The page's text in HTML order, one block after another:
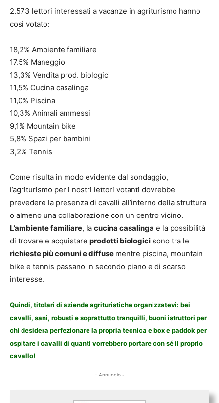
2.573 lettori interessati a vacanze in agriturismo hanno
così votato:
18,2% Ambiente familiare
17.5% Maneggio
13,3% Vendita prod. biologici
11,5% Cucina casalinga
11,0% Piscina
10,3% Animali ammessi
9,1% Mountain bike
5,8% Spazi per bambini
3,2% Tennis
Come risulta in modo evidente dal sondaggio,
l’agriturismo per i nostri lettori votanti dovrebbe
prevedere la presenza di cavalli all’interno della struttura
o almeno una collaborazione con un centro vicino.
L’ambiente familiare, la cucina casalinga e la possibilità
di trovare e acquistare prodotti biologici sono tra le
richieste più comuni e diffuse mentre piscina, mountain
bike e tennis passano in secondo piano e di scarso
interesse.
Quindi, titolari di aziende agrituristiche organizzatevi: bei
cavalli, sani, robusti e soprattutto tranquilli, buoni istruttori per
chi desidera perfezionare la propria tecnica e box e paddok per
ospitare i cavalli di quanti vorrebbero portare con sé il proprio
cavallo!
- Annuncio -